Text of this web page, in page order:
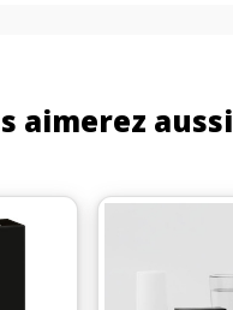
aimerez aussi